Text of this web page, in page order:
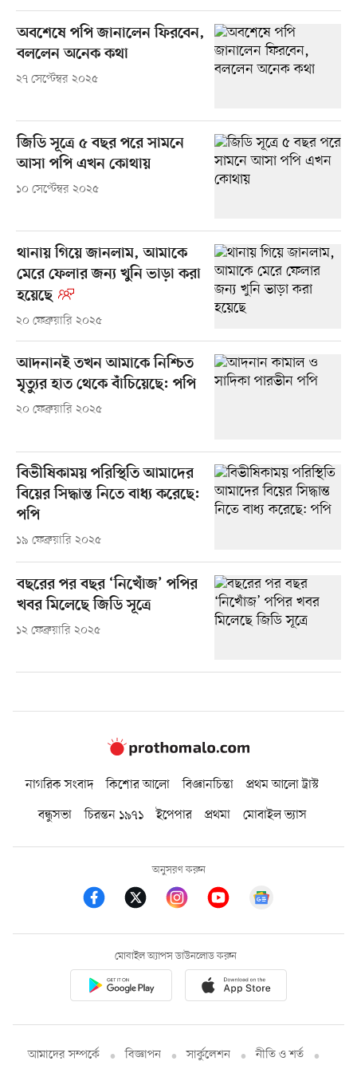
অবশেষে পপি জানালেন ফিরবেন,
বললেন অনেক কথা
২৭ সেপ্টেম্বর ২০২৫
জিডি সূত্রে ৫ বছর পরে সামনে
আসা পপি এখন কোথায়
১০ সেপ্টেম্বর ২০২৫
থানায় গিয়ে জানলাম, আমাকে
মেরে ফেলার জন্য খুনি ভাড়া করা
হয়েছে
২০ ফেব্রুয়ারি ২০২৫
আদনানই তখন আমাকে নিশ্চিত
মৃত্যুর হাত থেকে বাঁচিয়েছে: পপি
২০ ফেব্রুয়ারি ২০২৫
বিভীষিকাময় পরিস্থিতি আমাদের
বিয়ের সিদ্ধান্ত নিতে বাধ্য করেছে:
পপি
১৯ ফেব্রুয়ারি ২০২৫
বছরের পর বছর ‘নিখোঁজ’ পপির
খবর মিলেছে জিডি সূত্রে
১২ ফেব্রুয়ারি ২০২৫
নাগরিক সংবাদ কিশোর আলো বিজ্ঞানচিন্তা
প্রথম আলো ট্রাস্ট
বন্ধুসভা
চিরন্তন ১৯৭১ ইপেপার প্রথমা মোবাইল ভ্যাস
অনুসরণ করুন
মোবাইল অ্যাপস ডাউনলোড করুন
আমাদের সম্পর্কে বিজ্ঞাপন সার্কুলেশন নীতি ও শর্ত